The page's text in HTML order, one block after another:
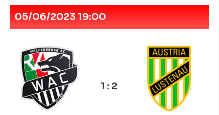
05/06/2023 19:00
1 : 2